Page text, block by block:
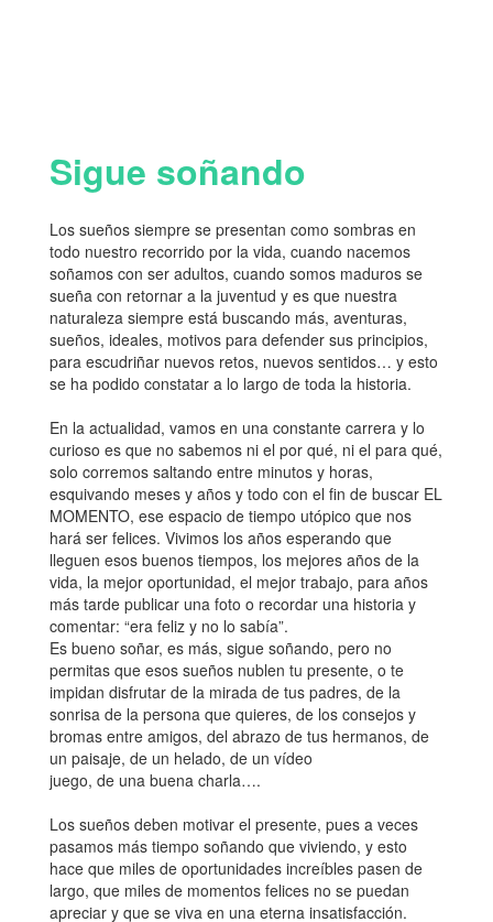
Sigue soñando
Los sueños siempre se presentan como sombras en
todo nuestro recorrido por la vida, cuando nacemos
soñamos con ser adultos, cuando somos maduros se
sueña con retornar a la juventud y es que nuestra
naturaleza siempre está buscando más, aventuras,
sueños, ideales, motivos para defender sus principios,
para escudriñar nuevos retos, nuevos sentidos… y esto
se ha podido constatar a lo largo de toda la historia.
En la actualidad, vamos en una constante carrera y lo
curioso es que no sabemos ni el por qué, ni el para qué,
solo corremos saltando entre minutos y horas,
esquivando meses y años y todo con el fin de buscar EL
MOMENTO, ese espacio de tiempo utópico que nos
hará ser felices. Vivimos los años esperando que
lleguen esos buenos tiempos, los mejores años de la
vida, la mejor oportunidad, el mejor trabajo, para años
más tarde publicar una foto o recordar una historia y
comentar: “era feliz y no lo sabía”.
Es bueno soñar, es más, sigue soñando, pero no
permitas que esos sueños nublen tu presente, o te
impidan disfrutar de la mirada de tus padres, de la
sonrisa de la persona que quieres, de los consejos y
bromas entre amigos, del abrazo de tus hermanos, de
un paisaje, de un helado, de un vídeo
juego, de una buena charla….
Los sueños deben motivar el presente, pues a veces
pasamos más tiempo soñando que viviendo, y esto
hace que miles de oportunidades increíbles pasen de
largo, que miles de momentos felices no se puedan
apreciar y que se viva en una eterna insatisfacción.